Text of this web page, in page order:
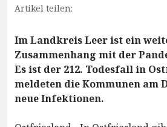
Artikel teilen:
Im Landkreis Leer ist ein
Zusammenhang mit der
Es ist der 212. Todesfall in
meldeten die Kommunen am
neue Infektionen.